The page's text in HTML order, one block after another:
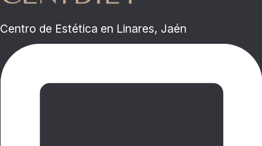
Centro de Estética en Linares, Jaén